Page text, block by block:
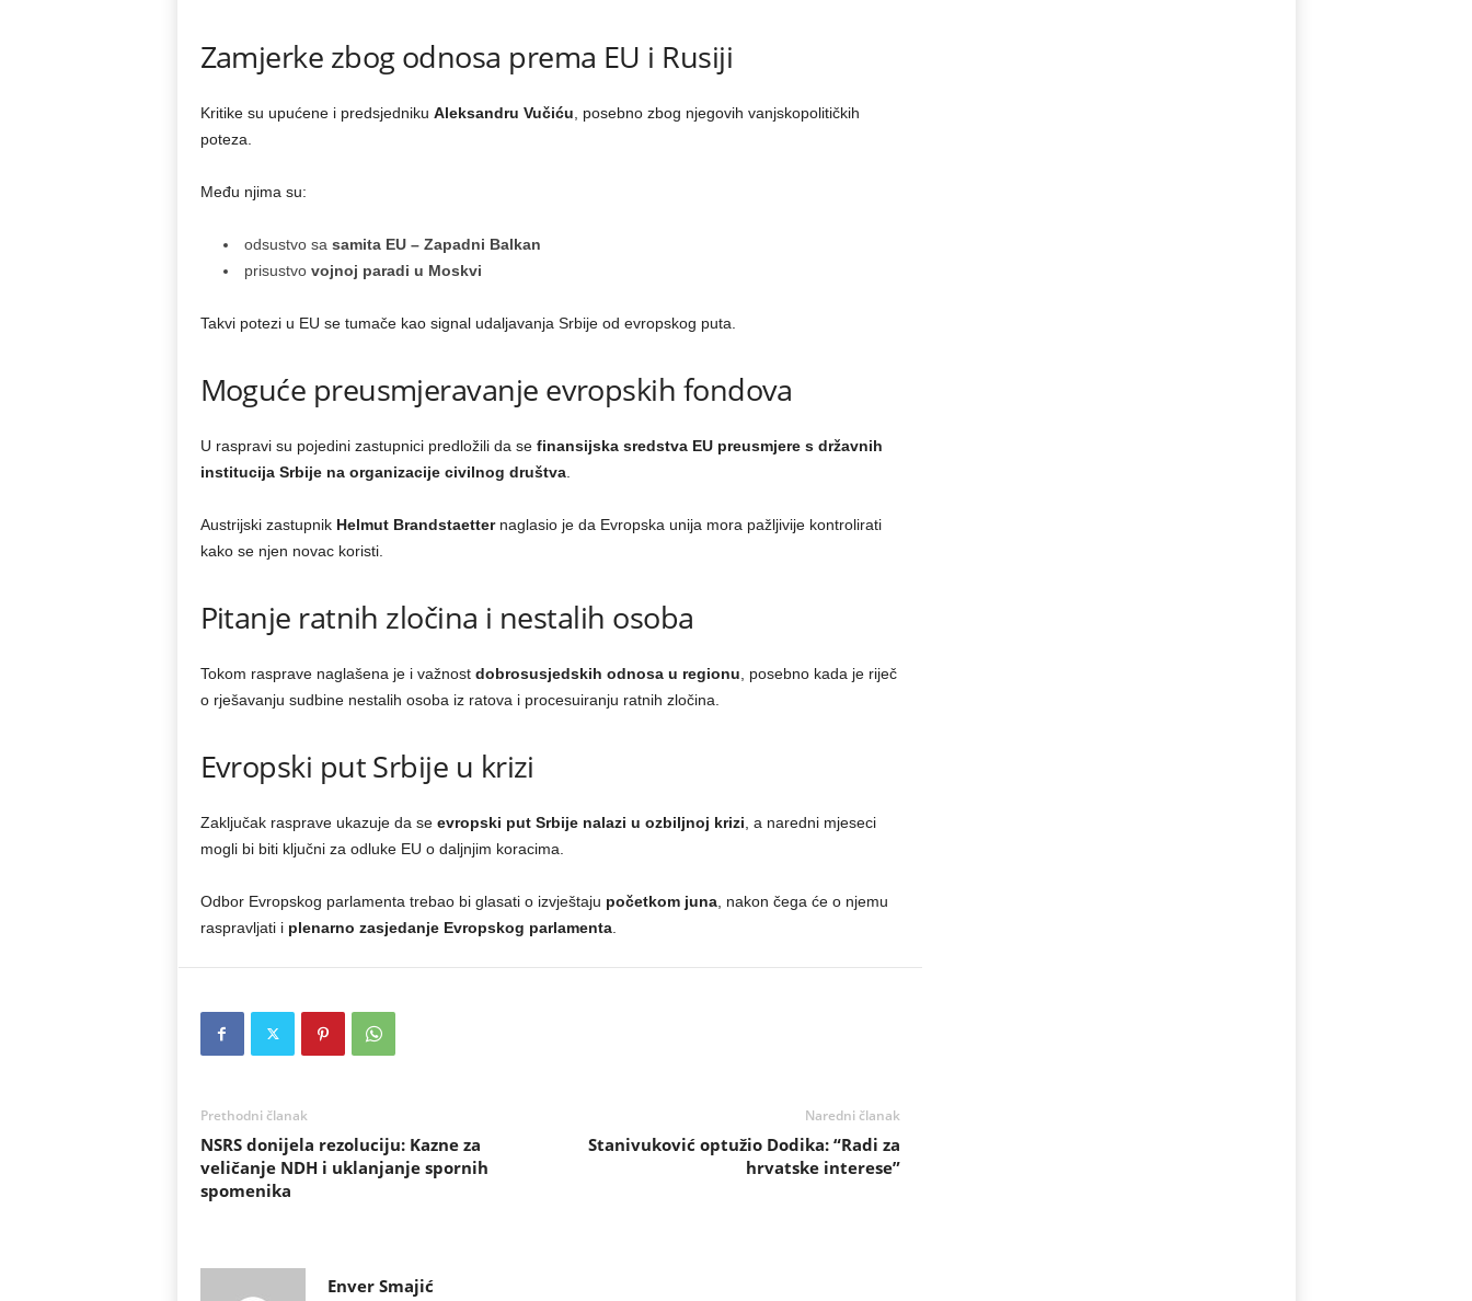
Zamjerke zbog odnosa prema EU i Rusiji
Kritike su upućene i predsjedniku Aleksandru Vučiću , posebno zbog njegovih vanjskopolitičkih
poteza.
Među njima su:
odsustvo sa samita EU – Zapadni Balkan
prisustvo vojnoj paradi u Moskvi
Takvi potezi u EU se tumače kao signal udaljavanja Srbije od evropskog puta.
Moguće preusmjeravanje evropskih fondova
U raspravi su pojedini zastupnici predložili da se finansijska sredstva EU preusmjere s državnih
institucija Srbije na organizacije civilnog društva.
Austrijski zastupnik Helmut Brandstaetternaglasio je da Evropska unija mora pažljivije kontrolirati
kako se njen novac koristi.
Pitanje ratnih zločina i nestalih osoba
Tokom rasprave naglašena je i važnost dobrosusjedskih odnosa u regionu , posebno kada je riječ
o rješavanju sudbine nestalih osoba iz ratova i procesuiranju ratnih zločina.
Evropski put Srbije u krizi
Zaključak rasprave ukazuje da se evropski put Srbije nalazi u ozbiljnoj krizi , a naredni mjeseci
mogli bi biti ključni za odluke EU o daljnjim koracima.
Odbor Evropskog parlamenta trebao bi glasati o izvještaju početkom juna, nakon čega će o njemu
raspravljati i plenarno zasjedanje Evropskog parlamenta.
Prethodni članak
NSRS donijela rezoluciju: Kazne za
veličanje NDH i uklanjanje spornih
spomenika
Naredni članak
Stanivuković optužio Dodika: “Radi za
hrvatske interese”
Enver Smajić